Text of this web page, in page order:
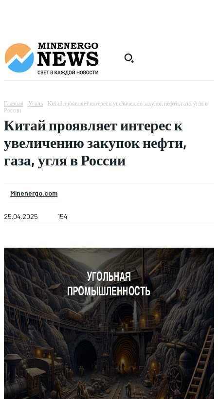
Главная Уголь
Китай проявляет интерес к увеличению закупок нефти, газа, угля в
России
Китай проявляет интерес к
увеличению закупок нефти,
газа, угля в России
Minenergo.com
25.04.2025 154